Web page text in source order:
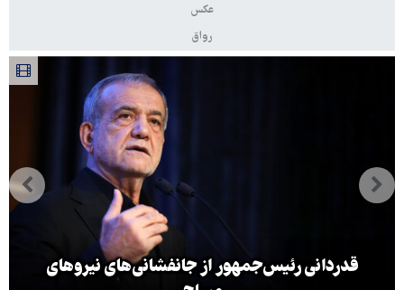
عکس
رواق
قدردانی رئیس‌جمهور از جانفشانی‌های نیروهای